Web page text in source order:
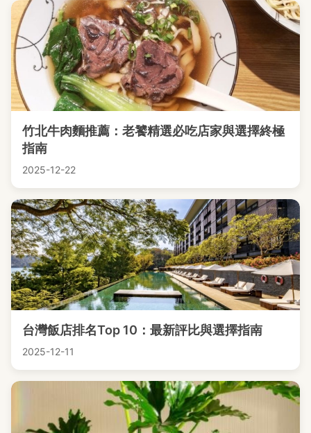
竹北牛肉麵推薦：老饕精選必吃店家與選擇終極
指南
2025-12-22
台灣飯店排名Top 10：最新評比與選擇指南
2025-12-11